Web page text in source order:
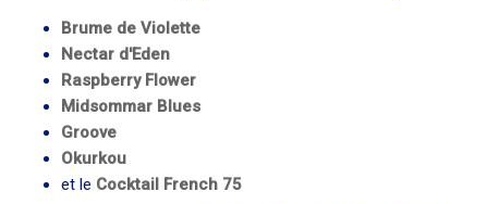
Brume de Violette
Nectar d'Eden
Raspberry Flower
Midsommar Blues
Groove
Okurkou
et le Cocktail French 75